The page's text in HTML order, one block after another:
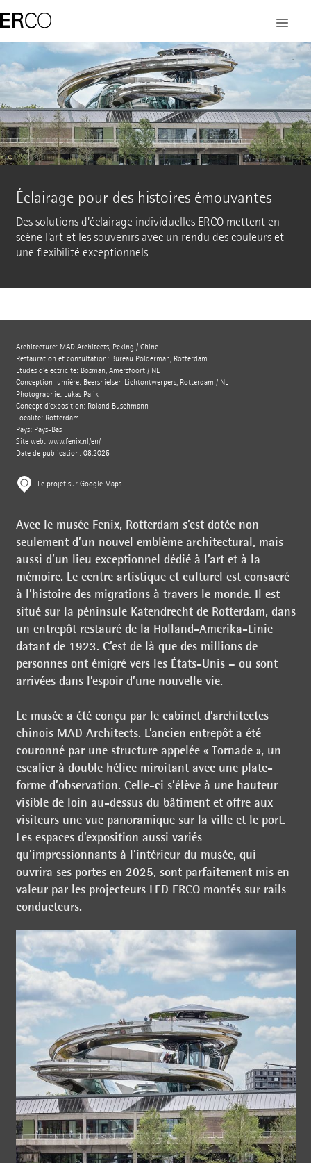
Éclairage pour des histoires émouvantes
Des solutions d’éclairage individuelles ERCO mettent en
scène l’art et les souvenirs avec un rendu des couleurs et
une flexibilité exceptionnels
Architecture: MAD Architects, Peking / Chine
Restauration et consultation: Bureau Polderman, Rotterdam
Etudes d'électricité: Bosman, Amersfoort / NL
Conception lumière: Beersnielsen Lichtontwerpers, Rotterdam / NL
Photographie: Lukas Palik
Concept d'exposition: Roland Buschmann
Localité: Rotterdam
Pays: Pays-Bas
Site web: www.fenix.nl/en/
Date de publication: 08.2025
Le projet sur Google Maps
Avec le musée Fenix, Rotterdam s’est dotée non
seulement d’un nouvel emblème architectural, mais
aussi d’un lieu exceptionnel dédié à l’art et à la
mémoire. Le centre artistique et culturel est consacré
à l’histoire des migrations à travers le monde. Il est
situé sur la péninsule Katendrecht de Rotterdam, dans
un entrepôt restauré de la Holland-Amerika-Linie
datant de 1923. C’est de là que des millions de
personnes ont émigré vers les États-Unis – ou sont
arrivées dans l’espoir d’une nouvelle vie.
Le musée a été conçu par le cabinet d’architectes
chinois MAD Architects. L’ancien entrepôt a été
couronné par une structure appelée « Tornade », un
escalier à double hélice miroitant avec une plate-
forme d’observation. Celle-ci s’élève à une hauteur
visible de loin au-dessus du bâtiment et offre aux
visiteurs une vue panoramique sur la ville et le port.
Les espaces d’exposition aussi variés
qu’impressionnants à l’intérieur du musée, qui
ouvrira ses portes en 2025, sont parfaitement mis en
valeur par les projecteurs LED ERCO montés sur rails
conducteurs.